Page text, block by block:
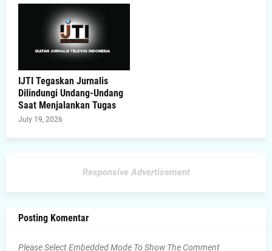
IJTI Tegaskan Jurnalis
Dilindungi Undang-Undang
Saat Menjalankan Tugas
July 19, 2026
Responsive Advertisement
Posting Komentar
Please Select Embedded Mode To Show The Comment